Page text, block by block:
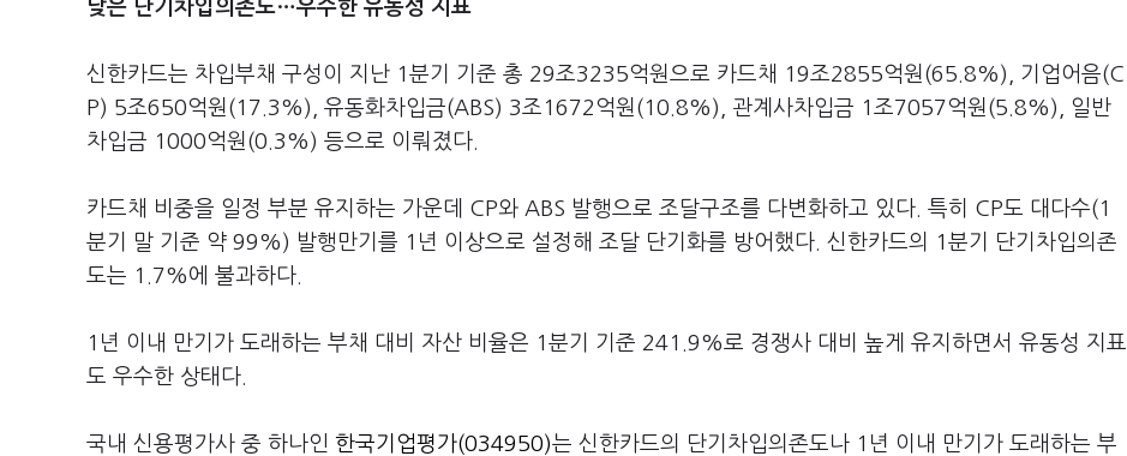
낮은 단기차입의존도…우수한 유동성 지표
신한카드는 차입부채 구성이 지난 1분기 기준 총 29조3235억원으로 카드채 19조2855억원(65.8%), 기업어음(C
P) 5조650억원(17.3%), 유동화차입금(ABS) 3조1672억원(10.8%), 관계사차입금 1조7057억원(5.8%), 일반
차입금 1000억원(0.3%) 등으로 이뤄졌다.
카드채 비중을 일정 부분 유지하는 가운데 CP와 ABS 발행으로 조달구조를 다변화하고 있다. 특히 CP도 대다수(1
분기 말 기준 약 99%) 발행만기를 1년 이상으로 설정해 조달 단기화를 방어했다. 신한카드의 1분기 단기차입의존
도는 1.7%에 불과하다.
1년 이내 만기가 도래하는 부채 대비 자산 비율은 1분기 기준 241.9%로 경쟁사 대비 높게 유지하면서 유동성 지표
도 우수한 상태다.
국내 신용평가사 중 하나인 한국기업평가(034950)는 신한카드의 단기차입의존도나 1년 이내 만기가 도래하는 부